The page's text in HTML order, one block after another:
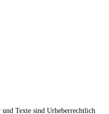
Texte sind Urheberrechtlich